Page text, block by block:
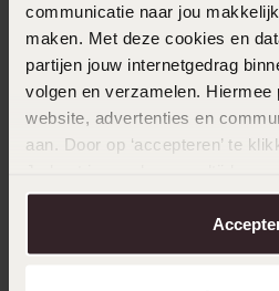
communicatie naar jou
maken. Met deze cookies en
partijen jouw internetgedrag
volgen en verzamelen. Hiermee
website, advertenties en
aan. Door op ‘accepteren’ te
over in onscookiebeleid.
26-02-2025 - P. v.
Ziet er keurig uit ben